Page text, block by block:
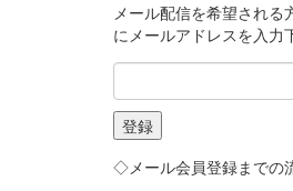
メール配信を希望される
にメールアドレスを入力
◇メール会員登録までの